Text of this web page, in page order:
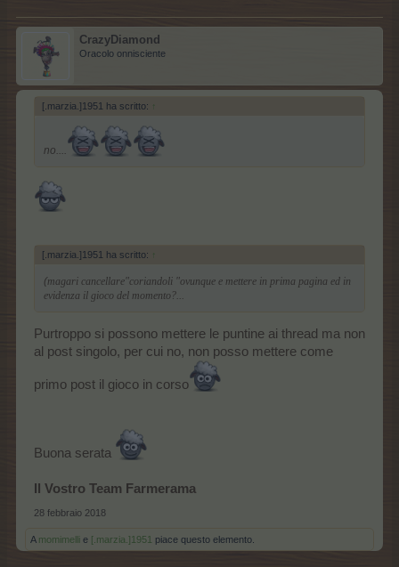
CrazyDiamond
Oracolo onnisciente
[.marzia.]1951 ha scritto: ↑
no....
[.marzia.]1951 ha scritto: ↑
(magari cancellare"coriandoli "ovunque e mettere in prima pagina ed in
evidenza il gioco del momento?...
Purtroppo si possono mettere le puntine ai thread ma non
al post singolo, per cui no, non posso mettere come
primo post il gioco in corso
Buona serata
Il Vostro Team Farmerama
28 febbraio 2018
A momimelli e [.marzia.]1951 piace questo elemento.